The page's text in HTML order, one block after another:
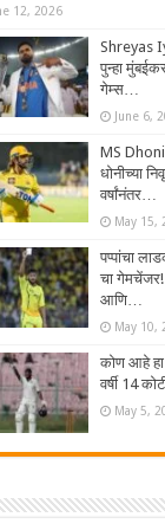
12, 2026
Shreyas
पुन्हा
गेम्स…
June 6,
MS
धोनीच्या
वर्षांनंतर…
May 15,
पप्पांचा
चा
आणि…
May 10,
कोण आहे
वर्षी 14
May 5,